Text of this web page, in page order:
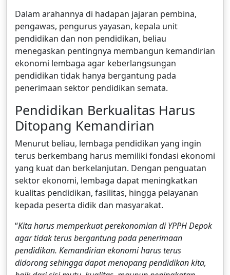
Dalam arahannya di hadapan jajaran pembina,
pengawas, pengurus yayasan, kepala unit
pendidikan dan non pendidikan, beliau
menegaskan pentingnya membangun kemandirian
ekonomi lembaga agar keberlangsungan
pendidikan tidak hanya bergantung pada
penerimaan sektor pendidikan semata.
Pendidikan Berkualitas Harus
Ditopang Kemandirian
Menurut beliau, lembaga pendidikan yang ingin
terus berkembang harus memiliki fondasi ekonomi
yang kuat dan berkelanjutan. Dengan penguatan
sektor ekonomi, lembaga dapat meningkatkan
kualitas pendidikan, fasilitas, hingga pelayanan
kepada peserta didik dan masyarakat.
“Kita harus memperkuat perekonomian di YPPH Depok
agar tidak terus bergantung pada penerimaan
pendidikan. Kemandirian ekonomi harus terus
didorong sehingga dapat menopang pendidikan kita,